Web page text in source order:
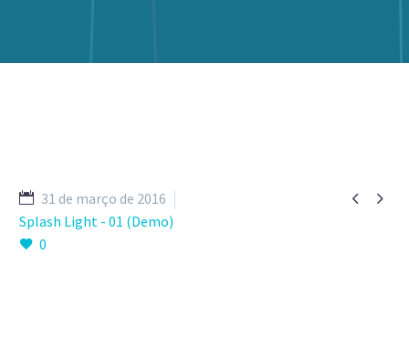
 
31 de março de 2016
Splash Light - 01 (Demo)
0